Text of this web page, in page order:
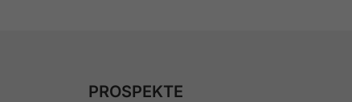
PROSPEKTE